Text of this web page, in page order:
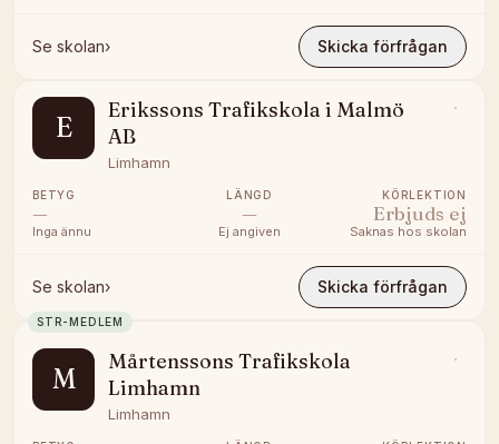
Se skolan› Skicka förfrågan
E
Erikssons Trafikskola i Malmö
AB
Limhamn
BETYG
—
Inga ännu
LÄNGD
—
Ej angiven
KÖRLEKTION
Erbjuds ej
Saknas hos skolan
Se skolan› Skicka förfrågan
STR-MEDLEM
M
Mårtenssons Trafikskola
Limhamn
Limhamn